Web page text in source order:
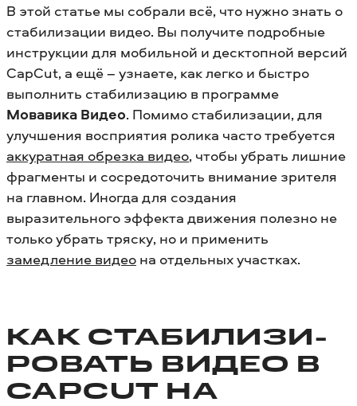
В этой статье мы собрали всё, что нужно знать о
стабилизации видео. Вы получите подробные
инструкции для мобильной и десктопной версий
CapCut, а ещё – узнаете, как легко и быстро
выполнить стабилизацию в программе
Мовавика Видео. Помимо стабилизации, для
улучшения восприятия ролика часто требуется
аккуратная обрезка видео, чтобы убрать лишние
фрагменты и сосредоточить внимание зрителя
на главном. Иногда для создания
выразительного эффекта движения полезно не
только убрать тряску, но и применить
замедление видео на отдельных участках.
КАК СТАБИЛИЗИ­
РО­ВАТЬ ВИДЕО В
CAPCUT НА